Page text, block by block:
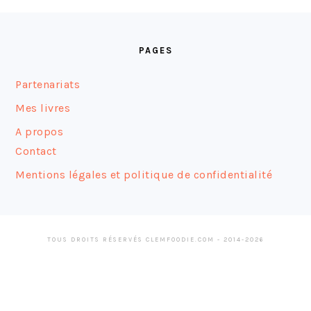
PAGES
Partenariats
Mes livres
A propos
Contact
Mentions légales et politique de confidentialité
TOUS DROITS RÉSERVÉS CLEMFOODIE.COM - 2014-2026